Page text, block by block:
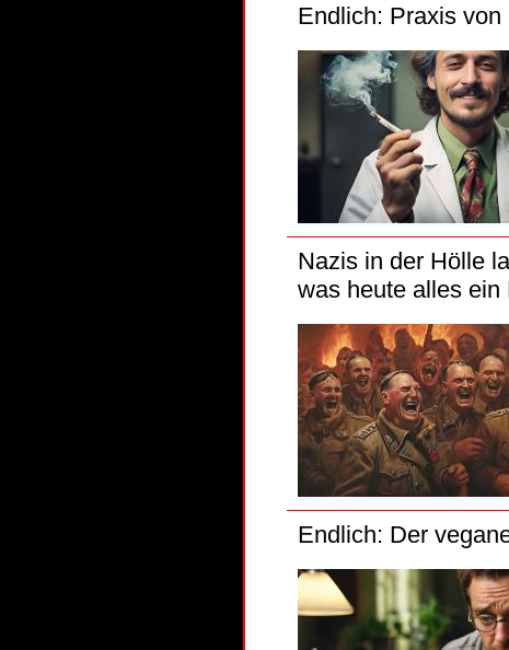
Endlich: Praxis
Nazis in der Hölle
was heute alles ein
Endlich: Der